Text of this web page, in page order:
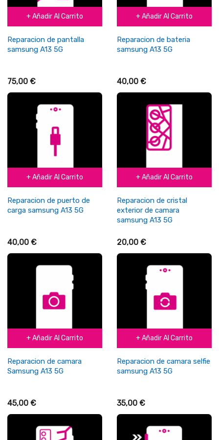
+ Añadir Al Carrito
Reparacion de pantalla
samsung A13 5G
75,00 €
+ Añadir Al Carrito
Reparacion de bateria
samsung A13 5G
40,00 €
+ Añadir Al Carrito
Reparacion de puerto de
carga samsung A13 5G
40,00 €
+ Añadir Al Carrito
Reparacion de cristal
exterior de camara
samsung A13 5G
20,00 €
+ Añadir Al Carrito
Reparacion de camara
Samsung A13 5G
45,00 €
+ Añadir Al Carrito
Reparacion de camara selfie
samsung A13 5G
35,00 €